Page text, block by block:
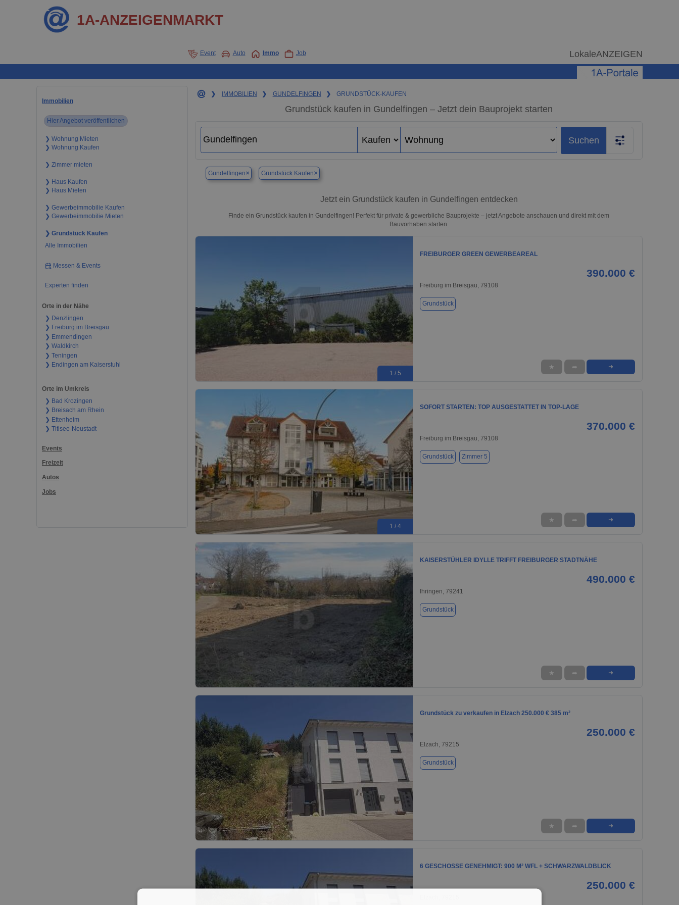
1A-ANZEIGENMARKT
Event Auto Immo Job LokaleANZEIGEN
Immobilien
Hier Angebot veröffentlichen
❯ Wohnung Mieten
❯ Wohnung Kaufen
❯ Zimmer mieten
❯ Haus Kaufen
❯ Haus Mieten
❯ Gewerbeimmobilie Kaufen
❯ Gewerbeimmobilie Mieten
❯ Grundstück Kaufen
Alle Immobilien
Messen & Events
Experten finden
Orte in der Nähe
❯ Denzlingen
❯ Freiburg im Breisgau
❯ Emmendingen
❯ Waldkirch
❯ Teningen
❯ Endingen am Kaiserstuhl
Orte im Umkreis
❯ Bad Krozingen
❯ Breisach am Rhein
❯ Ettenheim
❯ Titisee-Neustadt
Events
Freizeit
Autos
Jobs
❯ IMMOBILIEN ❯ GUNDELFINGEN ❯ GRUNDSTÜCK-KAUFEN
Grundstück kaufen in Gundelfingen – Jetzt dein Bauprojekt starten
Suchen
Gundelfingen× Grundstück Kaufen×
Jetzt ein Grundstück kaufen in Gundelfingen entdecken
Finde ein Grundstück kaufen in Gundelfingen! Perfekt für private & gewerbliche Bauprojekte – jetzt Angebote anschauen und direkt mit dem
Bauvorhaben starten.
1 / 5
FREIBURGER GREEN GEWERBEAREAL
390.000 €
Freiburg im Breisgau, 79108
Grundstück
★ ➦ ➜
1 / 4
SOFORT STARTEN: TOP AUSGESTATTET IN TOP-LAGE
370.000 €
Freiburg im Breisgau, 79108
Grundstück Zimmer 5
★ ➦ ➜
1 / 4
KAISERSTÜHLER IDYLLE TRIFFT FREIBURGER STADTNÄHE
490.000 €
Ihringen, 79241
Grundstück
★ ➦ ➜
Grundstück zu verkaufen in Elzach 250.000 € 385 m²
250.000 €
Elzach, 79215
Grundstück
★ ➦ ➜
6 GESCHOSSE GENEHMIGT: 900 M² WFL + SCHWARZWALDBLICK
250.000 €